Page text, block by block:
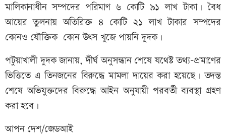
মালিকানাধীন সম্পদের পরিমাণ ৬ কোটি ৯১ লাখ টাকা। বৈধ
আয়ের তুলনায় অতিরিক্ত ৪ কোটি ২১ লাখ টাকার সম্পদের
কোনও যৌক্তিক কোন উৎস খু‌জে পায়‌নি দুদক।
পটুয়াখালী দুদক জানায়, দীর্ঘ অনুসন্ধান শেষে যথেষ্ট তথ্য-প্রমাণের
ভিত্তিতে এ তিনজনের বিরুদ্ধে মামলা দায়ের করা হয়েছে। তদন্ত
শেষে অভিযুক্তদের বিরুদ্ধে আইন অনুযায়ী পরবর্তী ব্যবস্থা গ্রহণ
করা হবে।
আপন দেশ/জেডআই